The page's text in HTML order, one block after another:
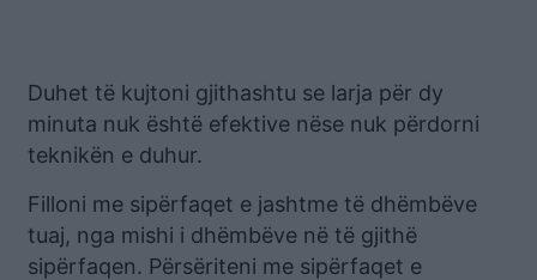
Duhet të kujtoni gjithashtu se larja për dy
minuta nuk është efektive nëse nuk përdorni
teknikën e duhur.
Filloni me sipërfaqet e jashtme të dhëmbëve
tuaj, nga mishi i dhëmbëve në të gjithë
sipërfaqen. Përsëriteni me sipërfaqet e